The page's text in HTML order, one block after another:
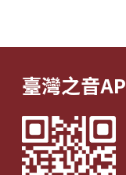
臺灣之音